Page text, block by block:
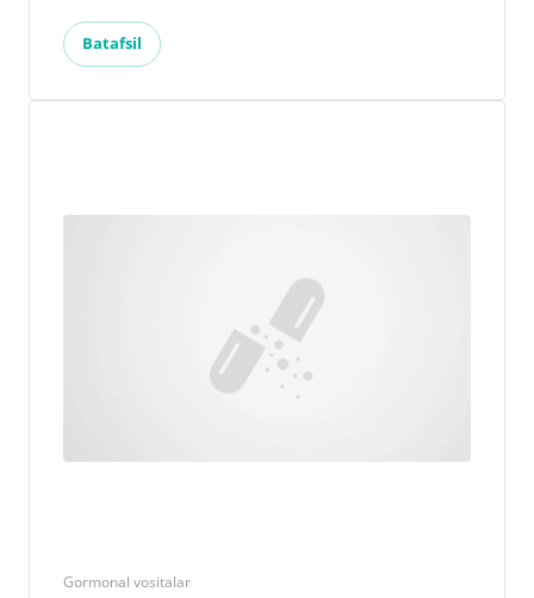
Batafsil
Gormonal vositalar